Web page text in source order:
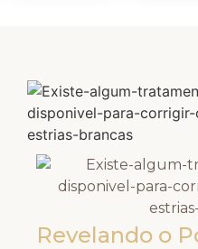
Revelando o